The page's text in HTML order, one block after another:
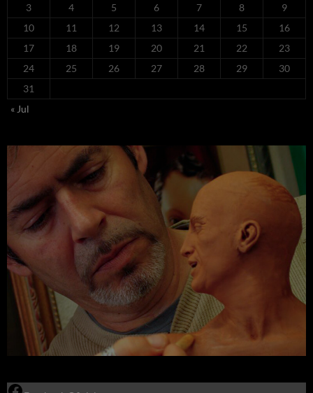
3
4 5 6 7 8
9
10
11 12 13 14 15
16
17
18 19 20 21 22
23
24
25 26 27 28 29
30
31
« Jul